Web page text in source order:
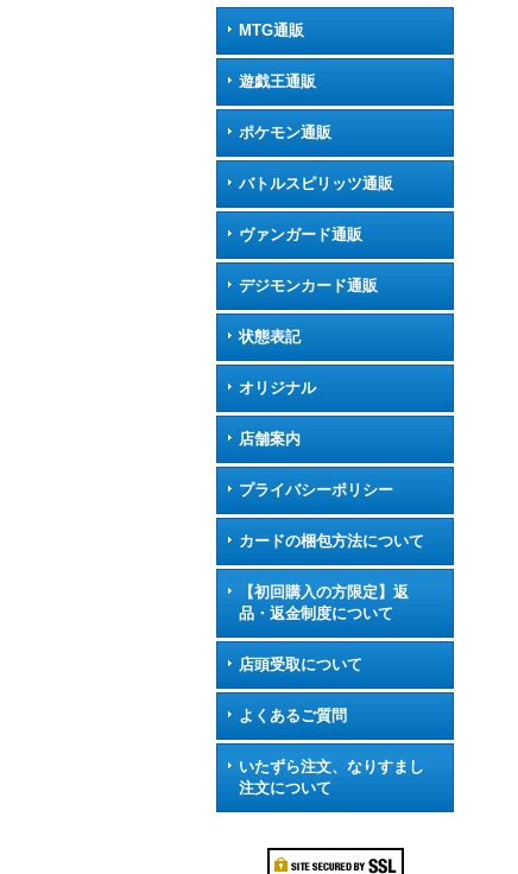
MTG通販
遊戯王通販
ポケモン通販
バトルスピリッツ通販
ヴァンガード通販
デジモンカード通販
状態表記
オリジナル
店舗案内
プライバシーポリシー
カードの梱包方法について
【初回購入の方限定】返
品・返金制度について
店頭受取について
よくあるご質問
いたずら注文、なりすまし
注文について